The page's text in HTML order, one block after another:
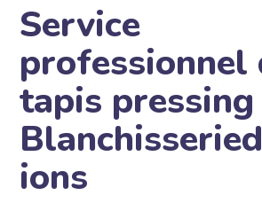
Service
professionnel
tapis pressing
ions